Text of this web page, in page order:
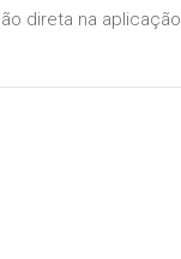
direta na aplicação